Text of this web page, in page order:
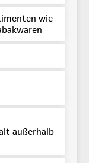
wie
außerhalb